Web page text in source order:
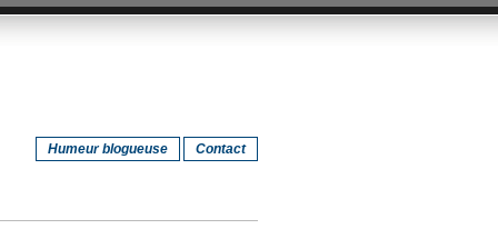
Humeur blogueuse Contact